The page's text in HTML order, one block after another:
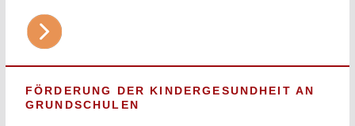
FÖRDERUNG DER KINDERGESUNDHEIT AN
GRUNDSCHULEN